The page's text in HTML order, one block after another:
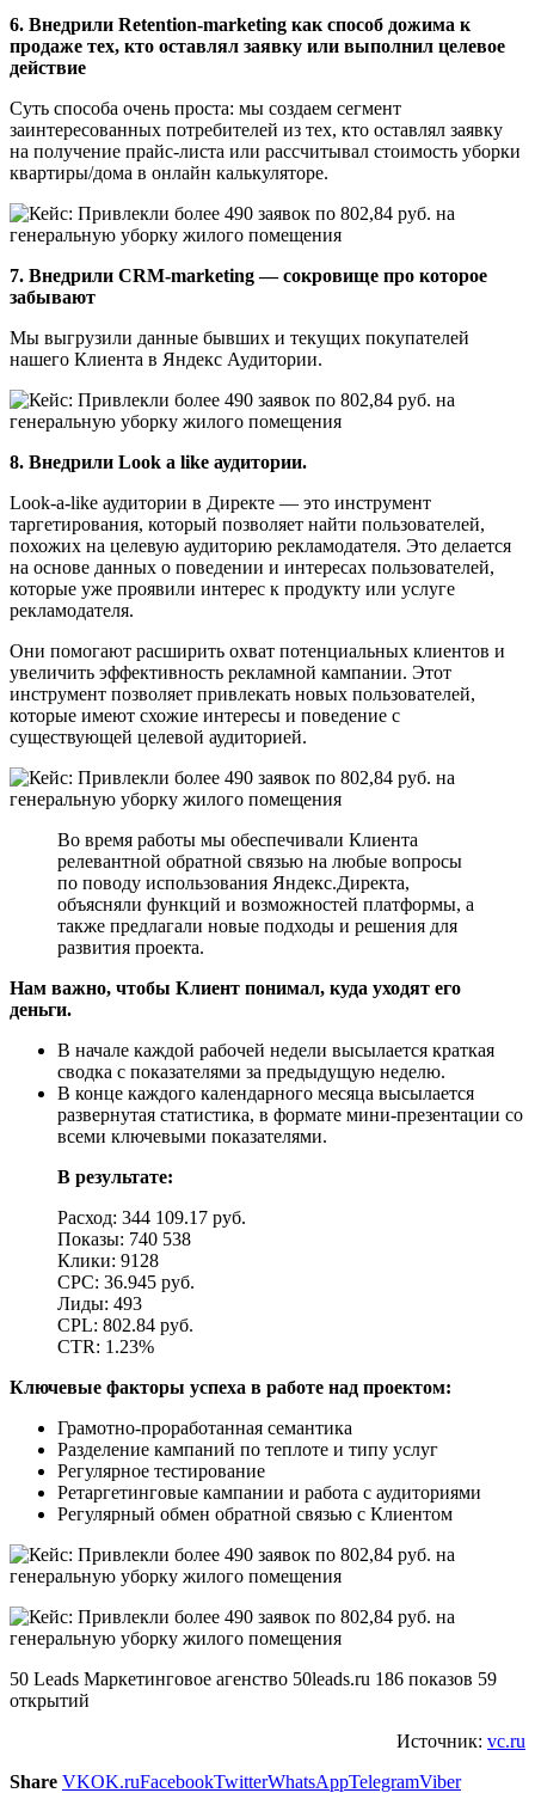
6. Внедрили Retention-marketing как способ дожима к
продаже тех, кто оставлял заявку или выполнил целевое
действие
Суть способа очень проста: мы создаем сегмент
заинтересованных потребителей из тех, кто оставлял заявку
на получение прайс-листа или рассчитывал стоимость уборки
квартиры/дома в онлайн калькуляторе.
7. Внедрили CRM-marketing — сокровище про которое
забывают
Мы выгрузили данные бывших и текущих покупателей
нашего Клиента в Яндекс Аудитории.
8. Внедрили Look a like аудитории.
Look-a-like аудитории в Директе — это инструмент
таргетирования, который позволяет найти пользователей,
похожих на целевую аудиторию рекламодателя. Это делается
на основе данных о поведении и интересах пользователей,
которые уже проявили интерес к продукту или услуге
рекламодателя.
Они помогают расширить охват потенциальных клиентов и
увеличить эффективность рекламной кампании. Этот
инструмент позволяет привлекать новых пользователей,
которые имеют схожие интересы и поведение с
существующей целевой аудиторией.
Во время работы мы обеспечивали Клиента
релевантной обратной связью на любые вопросы
по поводу использования Яндекс.Директа,
объясняли функций и возможностей платформы, а
также предлагали новые подходы и решения для
развития проекта.
Нам важно, чтобы Клиент понимал, куда уходят его
деньги.
В начале каждой рабочей недели высылается краткая
сводка с показателями за предыдущую неделю.
В конце каждого календарного месяца высылается
развернутая статистика, в формате мини-презентации со
всеми ключевыми показателями.
В результате:
Расход: 344 109.17 руб.
Показы: 740 538
Клики: 9128
CPC: 36.945 руб.
Лиды: 493
СPL: 802.84 руб.
CTR: 1.23%
Ключевые факторы успеха в работе над проектом:
Грамотно-проработанная семантика
Разделение кампаний по теплоте и типу услуг
Регулярное тестирование
Ретаргетинговые кампании и работа с аудиториями
Регулярный обмен обратной связью с Клиентом
50 Leads Маркетинговое агенство 50leads.ru 186 показов 59
открытий
Источник: vc.ru
Share VKOK.ruFacebookTwitterWhatsAppTelegramViber